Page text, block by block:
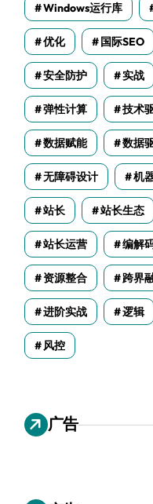
Windows运行库
优化 国际SEO
安全防护 实战
弹性计算 技术
数据赋能 数据
无障碍设计 机
站长 站长生态
站长运营 编解
资源整合 跨界
进阶实战 逻辑
风控
广告